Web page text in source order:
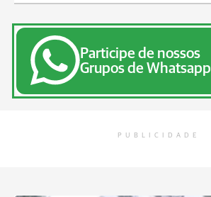
Participe de nossos
Grupos de Whatsapp
PUBLICIDADE